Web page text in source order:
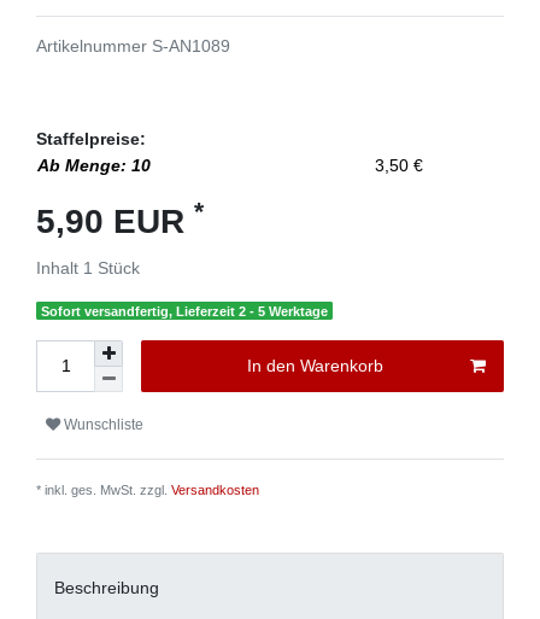
Artikelnummer S-AN1089
Staffelpreise:
Ab Menge: 10
3,50 €
5,90 EUR *
Inhalt 1 Stück
Sofort versandfertig, Lieferzeit 2 - 5 Werktage
In den Warenkorb
Wunschliste
* inkl. ges. MwSt. zzgl. Versandkosten
Beschreibung